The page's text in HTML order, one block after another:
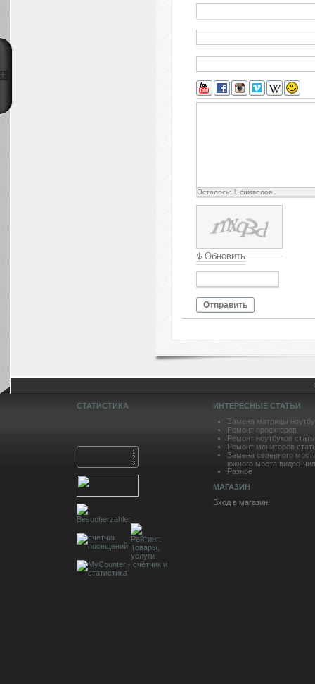
Осталось:1символов
Обновить
Отправить
СТАТИСТИКА
ИНТЕРЕСНЫЕ СТАТЬИ
Замена матрицы
Ремонт проекторов
Ремонт ноутбуков
Ремонт мониторов
Замена северного
южного моста,видео-
Разное
МАГАЗИН
Вход в магазин.